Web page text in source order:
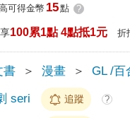
可得金幣 15點 ?
100累1點 4點抵1元 折
書 ＞ 漫畫 ＞ GL /百
seri 追蹤 ?